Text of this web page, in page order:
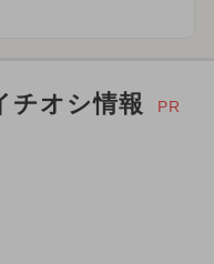
チオシ情報 PR